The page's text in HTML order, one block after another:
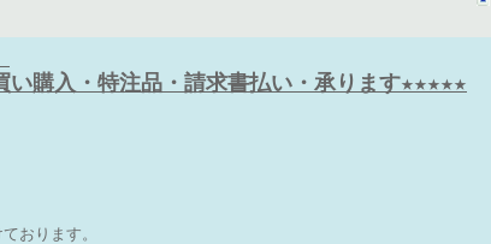
購入・特注品・請求書払い・承ります★★★★★
おります。